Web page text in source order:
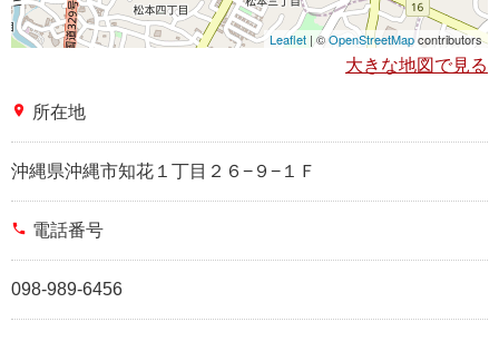
Leaflet | ©OpenStreetMapcontributors
大きな地図で見る
place 所在地
沖縄県沖縄市知花１丁目２６−９−１Ｆ
phone 電話番号
098-989-6456